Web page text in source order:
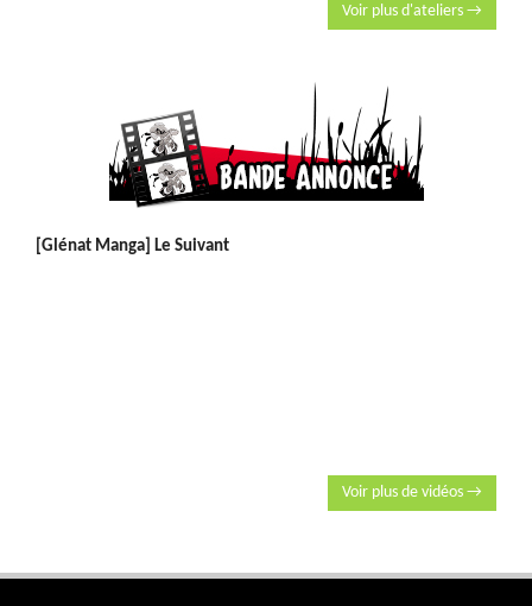
Voir plus d'ateliers →
[Glénat Manga] Le Suivant
Voir plus de vidéos →